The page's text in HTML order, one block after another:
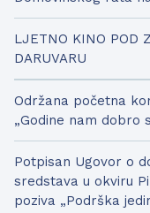
LJETNO KINO POD
DARUVARU
Održana početna
„Godine nam dobro
Potpisan Ugovor o
sredstava u okviru
poziva „Podrška